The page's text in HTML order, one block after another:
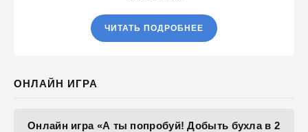
ЧИТАТЬ ПОДРОБНЕЕ
ОНЛАЙН ИГРА
Онлайн игра «А ты попробуй! Добыть бухла в 2